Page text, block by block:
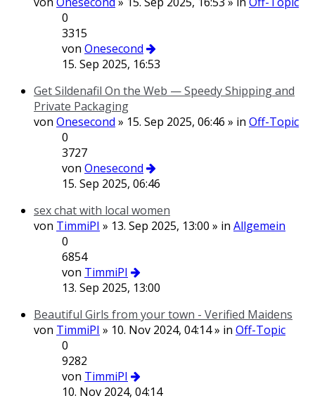
0
3315
von Onesecond
15. Sep 2025, 16:53
Get Sildenafil On the Web — Speedy Shipping and
Private Packaging
von Onesecond » 15. Sep 2025, 06:46 » in Off-Topic
0
3727
von Onesecond
15. Sep 2025, 06:46
sex chat with local women
von TimmiPI » 13. Sep 2025, 13:00 » in Allgemein
0
6854
von TimmiPI
13. Sep 2025, 13:00
Beautiful Girls from your town - Verified Maidens
von TimmiPI » 10. Nov 2024, 04:14 » in Off-Topic
0
9282
von TimmiPI
10. Nov 2024, 04:14